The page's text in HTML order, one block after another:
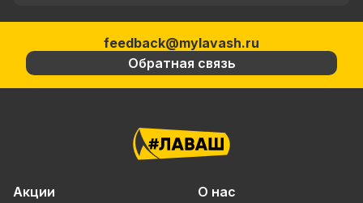
feedback@mylavash.ru
Обратная связь
Акции О нас